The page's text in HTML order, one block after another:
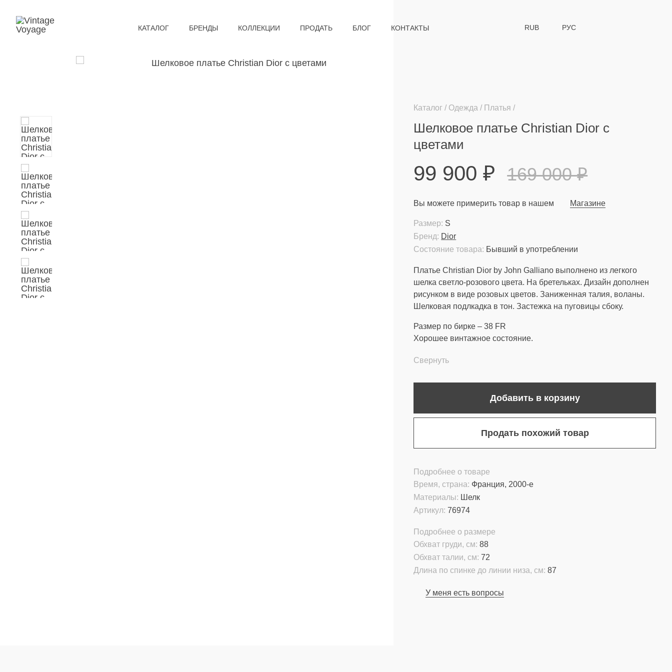
КАТАЛОГ БРЕНДЫ КОЛЛЕКЦИИ ПРОДАТЬ БЛОГ КОНТАКТЫ RUB РУС
Каталог Одежда Платья
Шелковое платье Christian Dior с
цветами
99 900₽ 169 000₽
Вы можете примерить товар в нашем Магазине
Состояние товара: Бывший в употреблении
Бренд: Dior
Размер: S
Платье Christian Dior by John Galliano выполнено из легкого
шелка светло-розового цвета. На бретельках. Дизайн дополнен
рисунком в виде розовых цветов. Заниженная талия, воланы.
Шелковая подлкадка в тон. Застежка на пуговицы сбоку.
Размер по бирке – 38 FR
Хорошее винтажное состояние.
Свернуть
Добавить в корзину
Продать похожий товар
Подробнее о товаре
Материалы: Шелк
Время, страна: Франция, 2000-е
Артикул: 76974
Подробнее о размере
Длина по спинке до линии низа, см: 87
Обхват талии, см: 72
Обхват груди, см: 88
У меня есть вопросы